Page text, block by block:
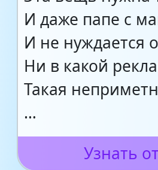
И даже папе с
И не нуждается
Ни в какой
Такая
…
Узнать